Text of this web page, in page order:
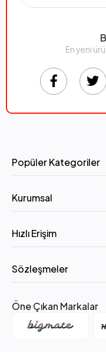
En yeni
Popüler Kategoriler
Kurumsal
Hızlı Erişim
Sözleşmeler
Öne Çıkan Markalar